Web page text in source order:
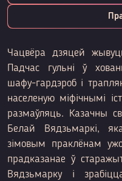
Чацвёра дзяцей
Падчас гульні ў
шафу-гардэроб і
населеную міфічнымі
размаўляць. Казачны
Белай Вядзьмаркі,
зімовым праклёнам
прадказанае ў
Вядзьмарку і